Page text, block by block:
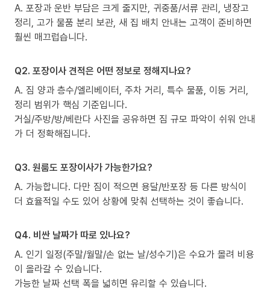
A. 포장과 운반 부담은 크게 줄지만, 귀중품/서류 관리, 냉장고
정리, 고가 물품 분리 보관, 새 집 배치 안내는 고객이 준비하면
훨씬 매끄럽습니다.
Q2. 포장이사 견적은 어떤 정보로 정해지나요?
A. 짐 양과 층수/엘리베이터, 주차 거리, 특수 물품, 이동 거리,
정리 범위가 핵심 기준입니다.
거실/주방/방/베란다 사진을 공유하면 짐 규모 파악이 쉬워 안내
가 더 정확해집니다.
Q3. 원룸도 포장이사가 가능한가요?
A. 가능합니다. 다만 짐이 적으면 용달/반포장 등 다른 방식이
더 효율적일 수도 있어 상황에 맞춰 선택하는 것이 좋습니다.
Q4. 비싼 날짜가 따로 있나요?
A. 인기 일정(주말/월말/손 없는 날/성수기)은 수요가 몰려 비용
이 올라갈 수 있습니다.
가능한 날짜 선택 폭을 넓히면 유리할 수 있습니다.